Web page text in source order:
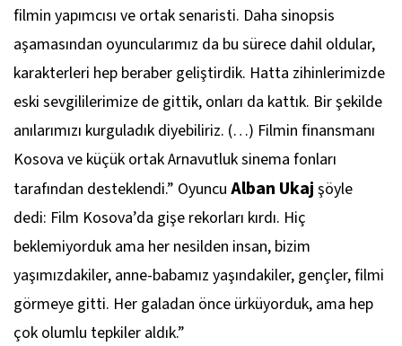
filmin yapımcısı ve ortak senaristi. Daha sinopsis
aşamasından oyuncularımız da bu sürece dahil oldular,
karakterleri hep beraber geliştirdik. Hatta zihinlerimizde
eski sevgililerimize de gittik, onları da kattık. Bir şekilde
anılarımızı kurguladık diyebiliriz. (…) Filmin finansmanı
Kosova ve küçük ortak Arnavutluk sinema fonları
tarafından desteklendi.” Oyuncu Alban Ukaj şöyle
dedi: Film Kosova’da gişe rekorları kırdı. Hiç
beklemiyorduk ama her nesilden insan, bizim
yaşımızdakiler, anne-babamız yaşındakiler, gençler, filmi
görmeye gitti. Her galadan önce ürküyorduk, ama hep
çok olumlu tepkiler aldık.”